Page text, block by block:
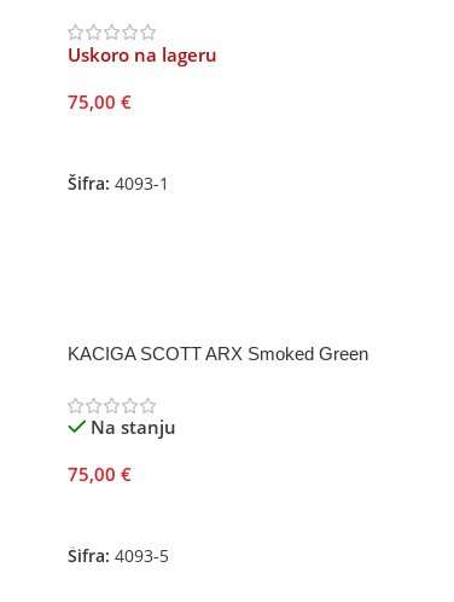
Uskoro na lageru
75,00 €
Šifra: 4093-1
KACIGA SCOTT ARX Smoked Green
Na stanju
75,00 €
Šifra: 4093-5